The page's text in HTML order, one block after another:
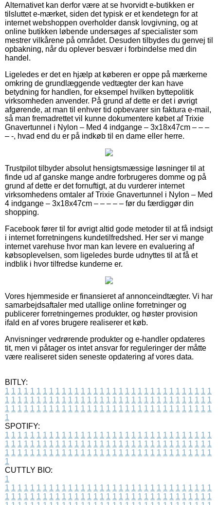
Alternativet kan derfor være at se hvorvidt e-butikken er
tilsluttet e-mærket, siden det typisk er et kendetegn for at
internet webshoppen overholder dansk lovgivning, og at
online butikken løbende undersøges af specialister som
mestrer vilkårene på området. Desuden tilbydes du genvej til
opbakning, når du oplever besvær i forbindelse med din
handel.
Ligeledes er det en hjælp at køberen er oppe på mærkerne
omkring de grundlæggende vedtægter der kan have
betydning for handlen, for eksempel hvilken byttepolitik
virksomheden anvender. På grund af dette er det i øvrigt
afgørende, at man til enhver tid opbevarer sin faktura e-mail,
så man fremadrettet vil kunne dokumentere købet af Trixie
Gnavertunnel i Nylon – Med 4 indgange – 3x18x47cm – – –
– -, hvad end du er på indkøb til en dame eller herre.
Trustpilot tilbyder absolut hensigtsmæssige løsninger til at
finde ud af ganske mange andre forbrugeres domme og på
grund af dette er det fornuftigt, at du vurderer internet
virksomhedens omtaler af Trixie Gnavertunnel i Nylon – Med
4 indgange – 3x18x47cm – – – – – før du færdiggør din
shopping.
Facebook fører til for øvrigt altid gode metoder til at få indsigt
i internet forretningens kundetilfredshed. Her ser vi mange
internet varehuse hvor man kan levere en evaluering af
købsoplevelsen, som ligeledes burde udnyttes til at få et
indblik i hvor tilfredse kunderne er.
Vores hjemmeside er finansieret af annonceindtægter. Vi har
samarbejdsaftaler med utallige online forretninger og
publicerer forretningernes produkter, og høster provision
ifald en af vores brugere realiserer et køb.
Anvisninger vedrørende produkter og e-handler opdateres
tit, men vi påtager os intet ansvar for reguleringer der måtte
være realiseret siden seneste opdatering af vores data.
BITLY:
1 1 1 1 1 1 1 1 1 1 1 1 1 1 1 1 1 1 1 1 1 1 1 1 1 1 1 1 1 1 1 1 1
1 1 1 1 1 1 1 1 1 1 1 1 1 1 1 1 1 1 1 1 1 1 1 1 1 1 1 1 1 1 1 1 1
1 1 1 1 1 1 1 1 1 1 1 1 1 1 1 1 1 1 1 1 1 1 1 1 1 1 1 1 1 1 1 1 1
1
SPOTIFY:
1 1 1 1 1 1 1 1 1 1 1 1 1 1 1 1 1 1 1 1 1 1 1 1 1 1 1 1 1 1 1 1 1
1 1 1 1 1 1 1 1 1 1 1 1 1 1 1 1 1 1 1 1 1 1 1 1 1 1 1 1 1 1 1 1 1
1 1 1 1 1 1 1 1 1 1 1 1 1 1 1 1 1 1 1 1 1 1 1 1 1 1 1 1 1 1 1 1 1
1
CUTTLY BIO:
1
1 1 1 1 1 1 1 1 1 1 1 1 1 1 1 1 1 1 1 1 1 1 1 1 1 1 1 1 1 1 1 1 1
1 1 1 1 1 1 1 1 1 1 1 1 1 1 1 1 1 1 1 1 1 1 1 1 1 1 1 1 1 1 1 1 1